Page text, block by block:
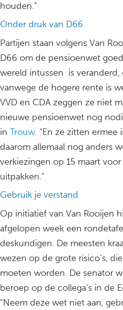
houden.”
Onder druk van D66
Partijen staan volgens Van
D66 om de pensioenwet
wereld intussen is veranderd,
vanwege de hogere rente is
VVD en CDA zeggen ze niet
nieuwe pensioenwet nog
in Trouw. “En ze zitten ermee
daarom allemaal nog anders
verkiezingen op 15 maart
uitpakken.”
Gebruik je verstand
Op initiatief van Van Rooijen
afgelopen week een
deskundigen. De meesten
wezen op de grote risico’s,
moeten worden. De senator
beroep op de collega’s in de
“Neem deze wet niet aan,